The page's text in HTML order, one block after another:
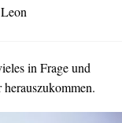
in Frage und